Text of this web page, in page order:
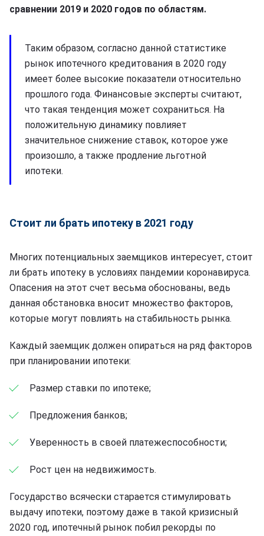
сравнении 2019 и 2020 годов по областям.
Таким образом, согласно данной статистике
рынок ипотечного кредитования в 2020 году
имеет более высокие показатели относительно
прошлого года. Финансовые эксперты считают,
что такая тенденция может сохраниться. На
положительную динамику повлияет
значительное снижение ставок, которое уже
произошло, а также продление льготной
ипотеки.
Стоит ли брать ипотеку в 2021 году
Многих потенциальных заемщиков интересует, стоит
ли брать ипотеку в условиях пандемии коронавируса.
Опасения на этот счет весьма обоснованы, ведь
данная обстановка вносит множество факторов,
которые могут повлиять на стабильность рынка.
Каждый заемщик должен опираться на ряд факторов
при планировании ипотеки:
Размер ставки по ипотеке;
Предложения банков;
Уверенность в своей платежеспособности;
Рост цен на недвижимость.
Государство всячески старается стимулировать
выдачу ипотеки, поэтому даже в такой кризисный
2020 год, ипотечный рынок побил рекорды по